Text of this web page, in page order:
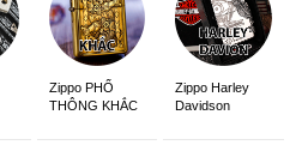
Zippo PHỔ
THÔNG KHẮC
Zippo Harley
Davidson